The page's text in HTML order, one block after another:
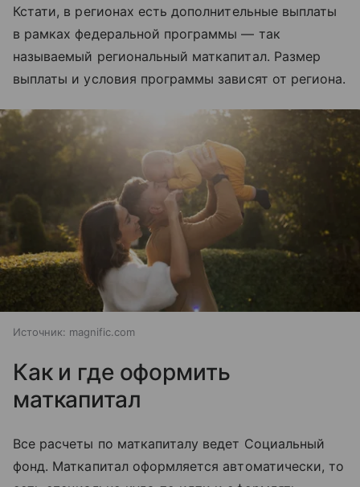
Кстати, в регионах есть дополнительные выплаты
в рамках федеральной программы — так
называемый региональный маткапитал. Размер
выплаты и условия программы зависят от региона.
Источник: magnific.com
Как и где оформить
маткапитал
Все расчеты по маткапиталу ведет Социальный
фонд. Маткапитал оформляется автоматически, то